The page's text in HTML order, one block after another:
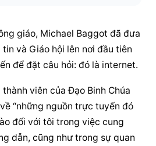
giáo, Michael Baggot đã đưa
và Giáo hội lên nơi đầu tiên
để đặt câu hỏi: đó là internet.
viên của Đạo Binh Chúa
“những nguồn trực tuyến đó
đối với tôi trong việc cung
dẫn, cũng như trong sự quan